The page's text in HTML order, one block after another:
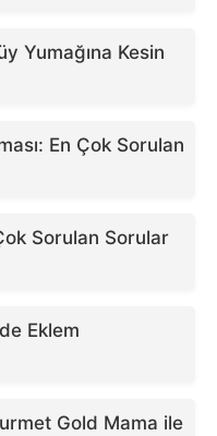
Yumağına Kesin
En Çok Sorulan
Sorulan Sorular
Eklem
Gold Mama ile